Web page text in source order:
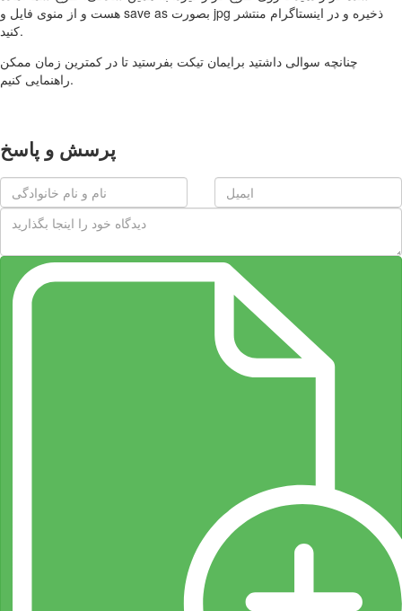
هست و از منوی فایل و save as بصورت jpg ذخیره و در اینستاگرام منتشر
کنید.
چنانچه سوالی داشتید برایمان تیکت بفرستید تا در کمترین زمان ممکن
راهنمایی کنیم.
پرسش و پاسخ